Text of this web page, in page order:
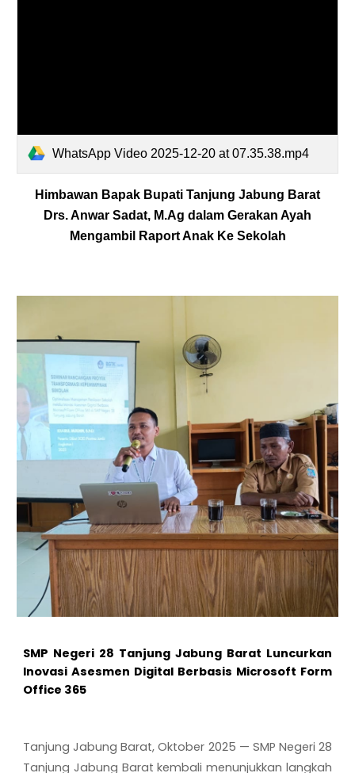
WhatsApp Video 2025-12-20 at 07.35.38.mp4
Himbawan Bapak Bupati Tanjung Jabung Barat
Drs. Anwar Sadat, M.Ag dalam Gerakan Ayah
Mengambil Raport Anak Ke Sekolah
SMP Negeri 28 Tanjung Jabung Barat Luncurkan
Inovasi Asesmen Digital Berbasis Microsoft Form
Office 365
Tanjung Jabung Barat, Oktober 2025 — SMP Negeri 28
Tanjung Jabung Barat kembali menunjukkan langkah